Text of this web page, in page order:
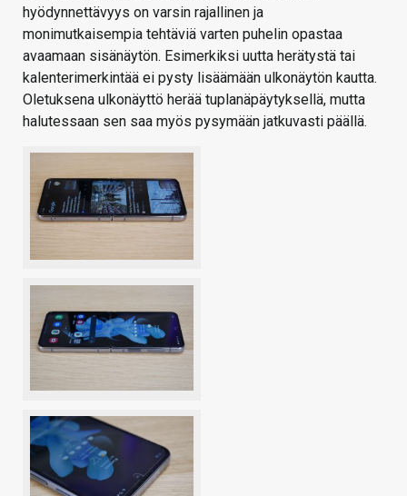
hyödynnettävyys on varsin rajallinen ja
monimutkaisempia tehtäviä varten puhelin opastaa
avaamaan sisänäytön. Esimerkiksi uutta herätystä tai
kalenterimerkintää ei pysty lisäämään ulkonäytön kautta.
Oletuksena ulkonäyttö herää tuplanäpäytyksellä, mutta
halutessaan sen saa myös pysymään jatkuvasti päällä.